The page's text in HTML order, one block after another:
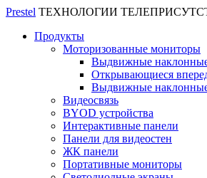
Prestel ТЕХНОЛОГИИ
Продукты
Моторизованные мониторы
Выдвижные
Открывающиеся
Выдвижные
Видеосвязь
BYOD устройства
Интерактивные панели
Панели для видеостен
ЖК панели
Портативные мониторы